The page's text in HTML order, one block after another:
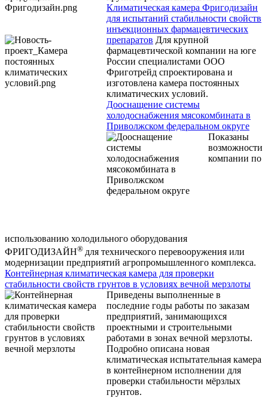
Климатическая камера Фригодизайн
для испытаний стабильности свойств
инъекционных фармацевтических
препаратов Для крупной
фармацевтической компании на юге
России специалистами ООО
Фриготрейд спроектирована и
изготовлена камера постоянных
климатических условий.
Дооснащение системы
холодоснабжения мясокомбината в
Приволжском федеральном округе
Показаны
возможности
компании по
использованию холодильного оборудования
ФРИГОДИЗАЙН® для технического перевооружения или
модернизации предприятий агропромышленного комплекса.
Контейнерная климатическая камера для проверки
стабильности свойств грунтов в условиях вечной мерзлоты
Приведены выполненные в
последние годы работы по заказам
предприятий, занимающихся
проектными и строительными
работами в зонах вечной мерзлоты.
Подробно описана новая
климатическая испытательная камера
в контейнерном исполнении для
проверки стабильности мёрзлых
грунтов.